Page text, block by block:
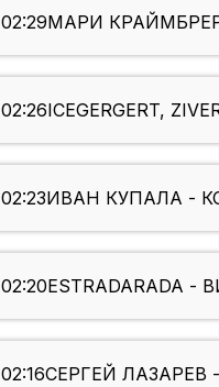
02:29МАРИ
02:26ICEGERGERT,
02:23ИВАН КУПАЛА -
02:20ESTRADARADA
02:16СЕРГЕЙ